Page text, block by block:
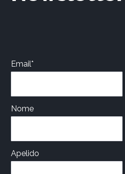
Email*
Nome
Apelido